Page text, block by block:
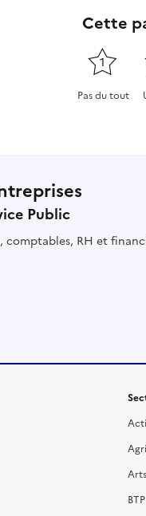
Cette
1
Pas du tout
Public
comptables, RH et